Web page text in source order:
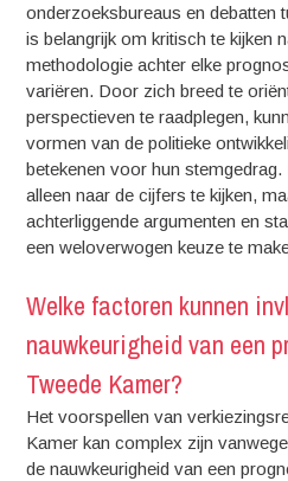
onderzoeksbureaus en debatten
is belangrijk om kritisch te kijken
methodologie achter elke
variëren. Door zich breed te
perspectieven te raadplegen,
vormen van de politieke
betekenen voor hun
alleen naar de cijfers te kijken,
achterliggende argumenten en
een weloverwogen keuze te
Welke factoren kunnen
nauwkeurigheid van een
Tweede Kamer?
Het voorspellen van
Kamer kan complex zijn
de nauwkeurigheid van een